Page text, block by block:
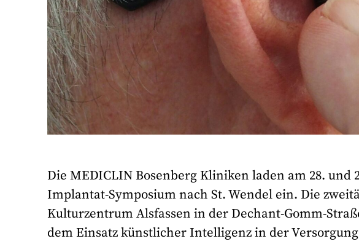
Die MEDICLIN Bosenberg Kliniken laden am 28. und
Implantat-Symposium nach St. Wendel ein. Die
Kulturzentrum Alsfassen in der Dechant-Gomm-
dem Einsatz künstlicher Intelligenz in der